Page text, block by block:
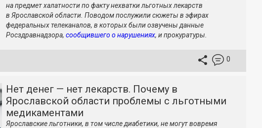
на предмет халатности по факту нехватки льготных лекарств
в Ярославской области. Поводом послужили сюжеты в эфирах
федеральных телеканалов, в которых были озвучены данные
Росздравнадзора, сообщившего о нарушениях, и прокуратуры.
0
Нет денег — нет лекарств. Почему в
Ярославской области проблемы с льготными
медикаментами
Ярославские льготники, в том числе диабетики, не могут вовремя